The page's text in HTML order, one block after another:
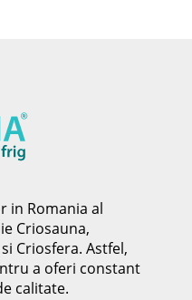
in Romania al
Criosauna,
Criosfera. Astfel,
a oferi constant
calitate.